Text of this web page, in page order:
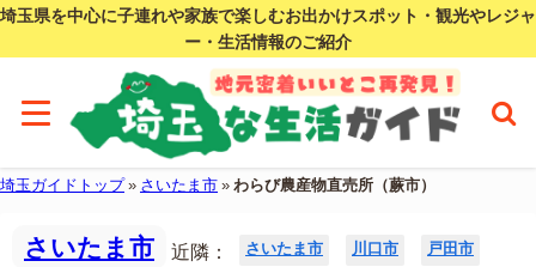
埼玉県を中心に子連れや家族で楽しむお出かけスポット・観光やレジャ
ー・生活情報のご紹介
埼玉ガイドトップ» さいたま市 » わらび農産物直売所（蕨市）
さいたま市 近隣： さいたま市 川口市 戸田市